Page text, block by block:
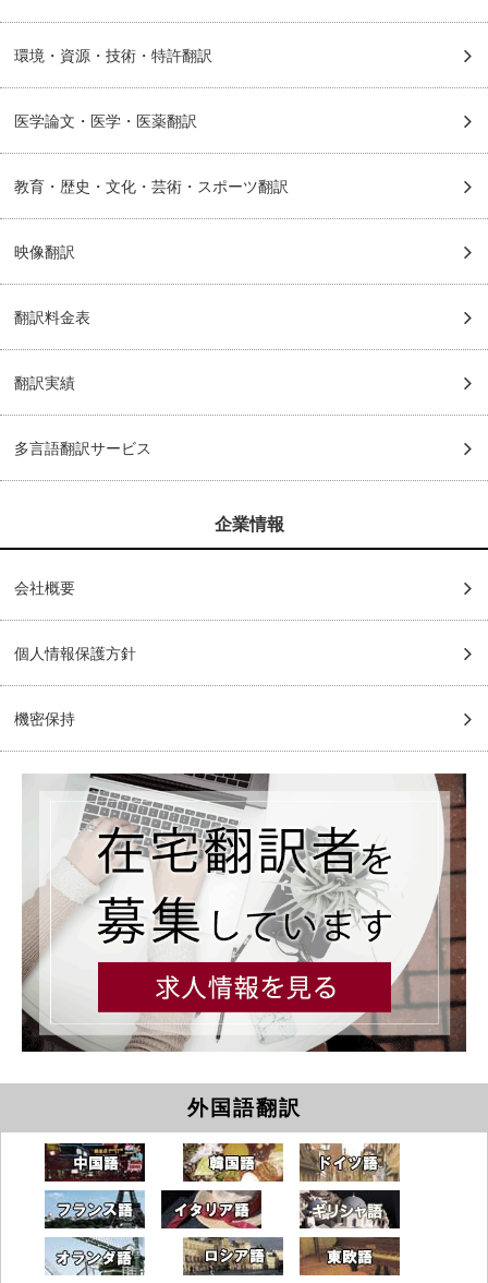
環境・資源・技術・特許翻訳
医学論文・医学・医薬翻訳
教育・歴史・文化・芸術・スポーツ翻訳
映像翻訳
翻訳料金表
翻訳実績
多言語翻訳サービス
企業情報
会社概要
個人情報保護方針
機密保持
外国語翻訳
中国語 韓国語
フランス語 イタリア語
オランダ ロシア語